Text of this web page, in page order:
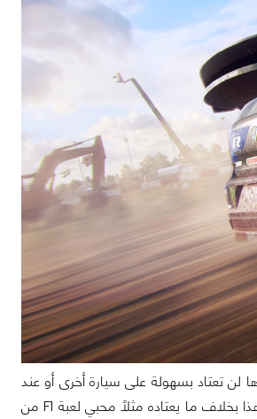
لن تعتاد بسهولة على سيارة أخرى أو عند
الاعتياد على نوع معين من الطرقات كالجليدية مثلاً فالتحكم على الاسفلت أو الطرقات الترابية ستختلف تماماً، وهذا بخلاف ما يعتاده مثلاً محبي لعبة F1 من